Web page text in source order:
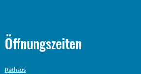
Öffnungszeiten
Rathaus